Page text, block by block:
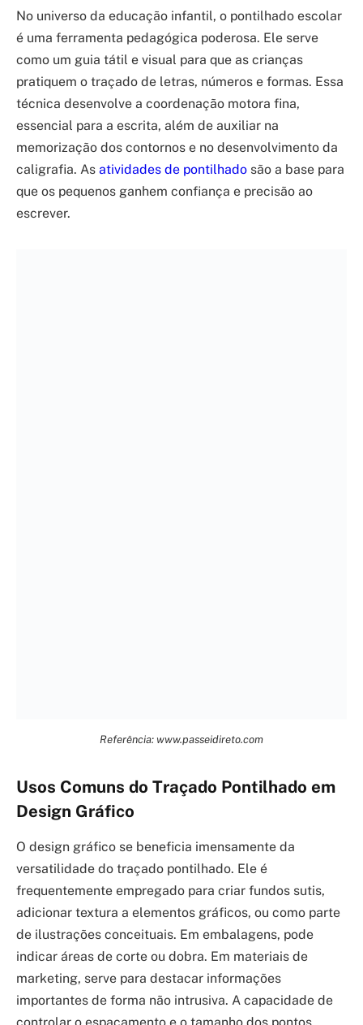
No universo da educação infantil, o pontilhado escolar
é uma ferramenta pedagógica poderosa. Ele serve
como um guia tátil e visual para que as crianças
pratiquem o traçado de letras, números e formas. Essa
técnica desenvolve a coordenação motora fina,
essencial para a escrita, além de auxiliar na
memorização dos contornos e no desenvolvimento da
caligrafia. As atividades de pontilhado são a base para
que os pequenos ganhem confiança e precisão ao
escrever.
Referência: www.passeidireto.com
Usos Comuns do Traçado Pontilhado em
Design Gráfico
O design gráfico se beneficia imensamente da
versatilidade do traçado pontilhado. Ele é
frequentemente empregado para criar fundos sutis,
adicionar textura a elementos gráficos, ou como parte
de ilustrações conceituais. Em embalagens, pode
indicar áreas de corte ou dobra. Em materiais de
marketing, serve para destacar informações
importantes de forma não intrusiva. A capacidade de